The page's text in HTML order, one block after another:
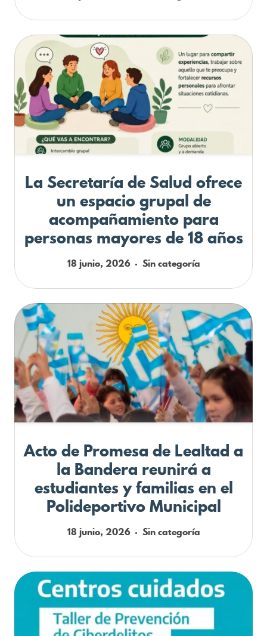
La Secretaría de Salud ofrece
un espacio grupal de
acompañamiento para
personas mayores de 18 años
18 junio, 2026 Sin categoría
Acto de Promesa de Lealtad a
la Bandera reunirá a
estudiantes y familias en el
Polideportivo Municipal
18 junio, 2026 Sin categoría